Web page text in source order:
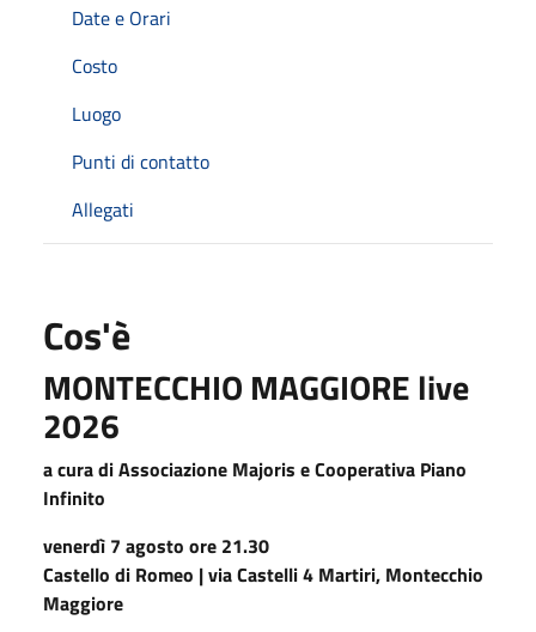
Date e Orari
Costo
Luogo
Punti di contatto
Allegati
Cos'è
MONTECCHIO MAGGIORE live
2026
a cura di Associazione Majoris e Cooperativa Piano
Infinito
venerdì 7 agosto ore 21.30
Castello di Romeo | via Castelli 4 Martiri, Montecchio
Maggiore